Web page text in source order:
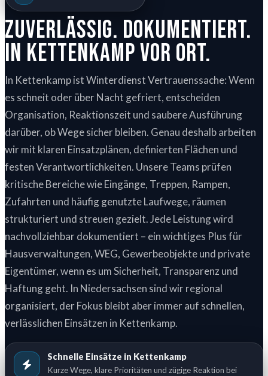
Zuverlässig. Dokumentiert.
In Kettenkamp vor Ort.
In Kettenkamp ist Winterdienst Vertrauenssache: Wenn
es schneit oder über Nacht gefriert, entscheiden
Organisation, Reaktionszeit und saubere Ausführung
darüber, ob Wege sicher bleiben. Genau deshalb arbeiten
wir mit klaren Einsatzplänen, definierten Flächen und
festen Verantwortlichkeiten. Unsere Teams prüfen
kritische Bereiche wie Eingänge, Treppen, Rampen,
Zufahrten und häufig genutzte Laufwege, räumen
strukturiert und streuen gezielt. Jede Leistung wird
nachvollziehbar dokumentiert – ein wichtiges Plus für
Hausverwaltungen, WEG, Gewerbeobjekte und private
Eigentümer, wenn es um Sicherheit, Transparenz und
Haftung geht. In Niedersachsen sind wir regional
organisiert, der Fokus bleibt aber immer auf schnellen,
verlässlichen Einsätzen in Kettenkamp.
Schnelle Einsätze in Kettenkamp
Kurze Wege, klare Prioritäten und zügige Reaktion bei